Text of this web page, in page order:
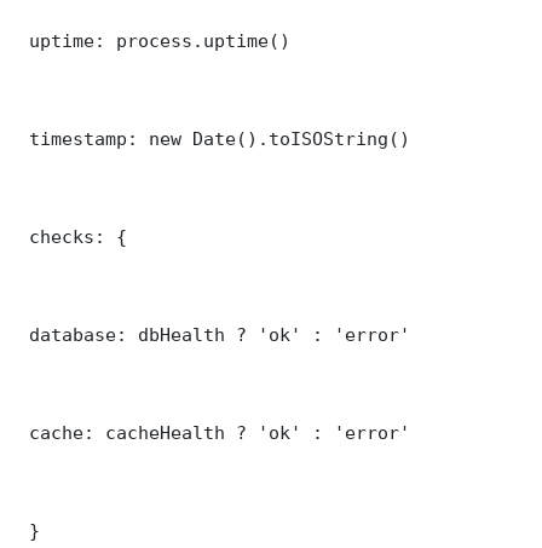
uptime: process.uptime()
timestamp: new Date().toISOString()
checks: {
database: dbHealth ? 'ok' : 'error'
cache: cacheHealth ? 'ok' : 'error'
}